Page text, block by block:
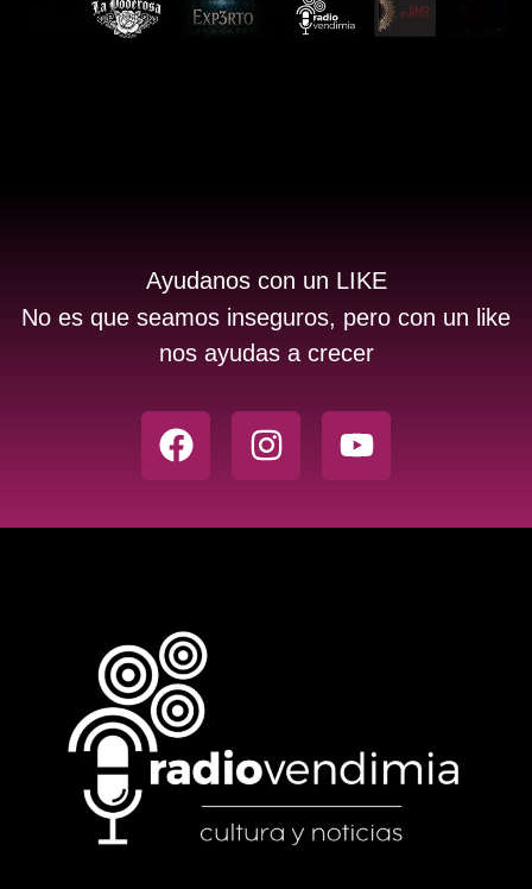
Ayudanos con un LIKE
No es que seamos inseguros, pero con un like
nos ayudas a crecer